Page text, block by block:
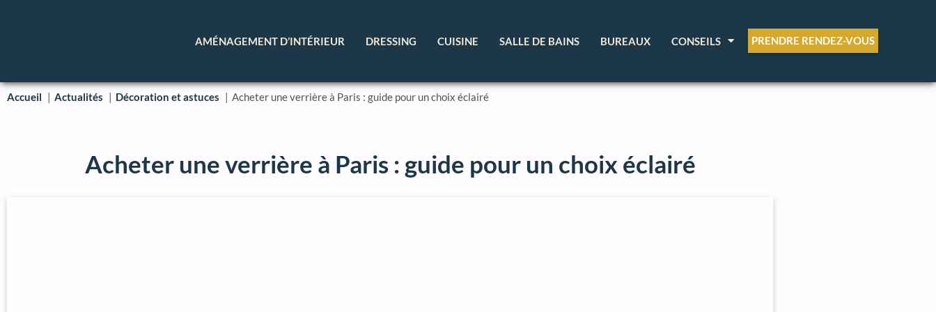
AMÉNAGEMENT D’INTÉRIEUR DRESSING CUISINE SALLE DE BAINS BUREAUX CONSEILS PRENDRE RENDEZ-VOUS
Accueil Actualités Décoration et astuces Acheter une verrière à Paris : guide pour un choix éclairé
Acheter une verrière à Paris : guide pour un choix éclairé